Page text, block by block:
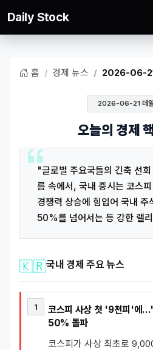
Daily Stock
홈 경제 뉴스 2026-06-
2026-06-21 데일
오늘의 경제
"글로벌 주요국들의 긴축 선
름 속에서, 국내 증시는 코스
경쟁력 상승에 힘입어 국내
50%를 넘어서는 등 강한 랠
🇰🇷국내 경제 주요 뉴스
1
코스피 사상 첫 '9천피'에
50% 돌파
코스피가 사상 최초로